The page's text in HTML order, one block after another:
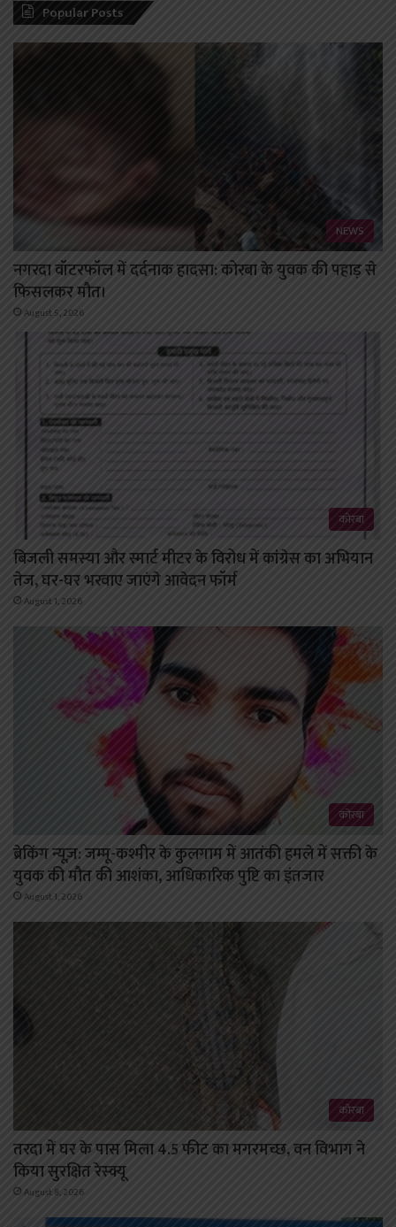
Popular Posts
NEWS
नगरदा वॉटरफॉल में दर्दनाक हादसा: कोरबा के युवक की पहाड़ से
फिसलकर मौत।
August 5, 2026
कोरबा
बिजली समस्या और स्मार्ट मीटर के विरोध में कांग्रेस का अभियान
तेज, घर-घर भरवाए जाएंगे आवेदन फॉर्म
August 1, 2026
कोरबा
ब्रेकिंग न्यूज़: जम्मू-कश्मीर के कुलगाम में आतंकी हमले में सक्ती के
युवक की मौत की आशंका, आधिकारिक पुष्टि का इंतजार
August 1, 2026
कोरबा
तरदा में घर के पास मिला 4.5 फीट का मगरमच्छ, वन विभाग ने
किया सुरक्षित रेस्क्यू
August 8, 2026